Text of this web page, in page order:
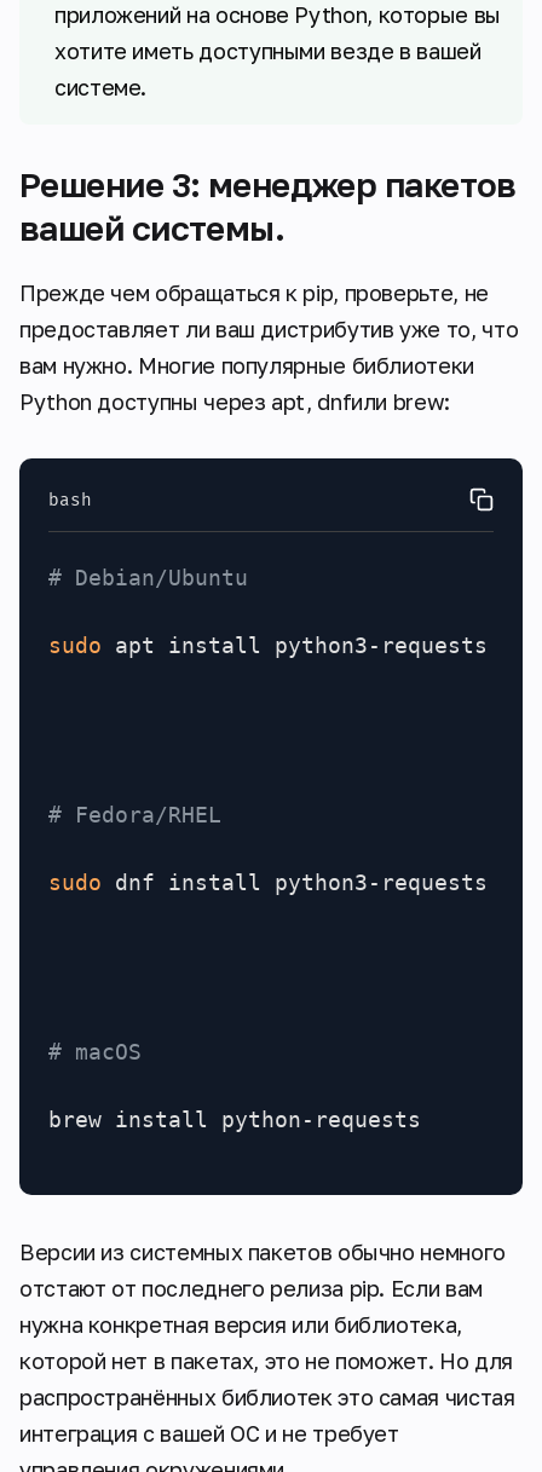
приложений на основе Python, которые вы
хотите иметь доступными везде в вашей
системе.
Решение 3: менеджер пакетов
вашей системы.
Прежде чем обращаться к pip, проверьте, не
предоставляет ли ваш дистрибутив уже то, что
вам нужно. Многие популярные библиотеки
Python доступны через apt, dnfили brew:
bash
# Debian/Ubuntu
sudo apt install python3-requests
# Fedora/RHEL
sudo dnf install python3-requests
# macOS
brew install python-requests
Версии из системных пакетов обычно немного
отстают от последнего релиза pip. Если вам
нужна конкретная версия или библиотека,
которой нет в пакетах, это не поможет. Но для
распространённых библиотек это самая чистая
интеграция с вашей ОС и не требует